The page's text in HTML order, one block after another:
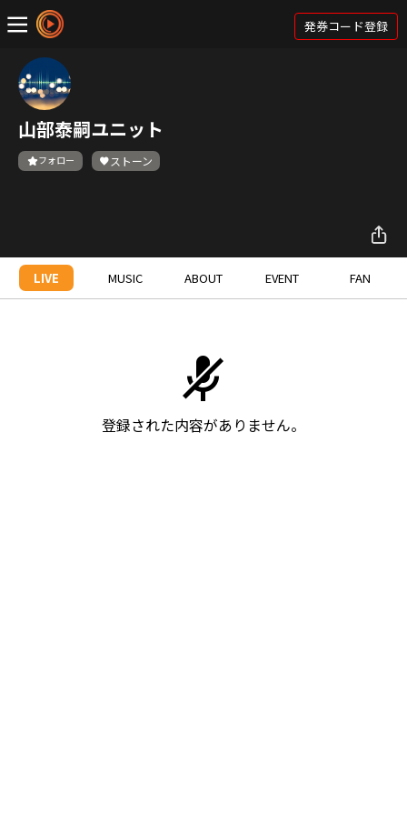
発券コード登録
山部泰嗣ユニット
フォロー ストーン
LIVE MUSIC ABOUT EVENT FAN
登録された内容がありません。